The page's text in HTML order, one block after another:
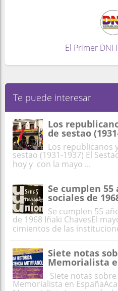
El Primer DNI
Te puede interesar
Los
de sestao
Los republicanos
sestao (1931-1937) El
hoy y con la mayo ...
Se cumplen 55
sociales de
Se cumplen 55
de 1968 Iñaki ChavesEl
cimientos de las
Siete notas
Memorialista
Siete notas
Memorialista en